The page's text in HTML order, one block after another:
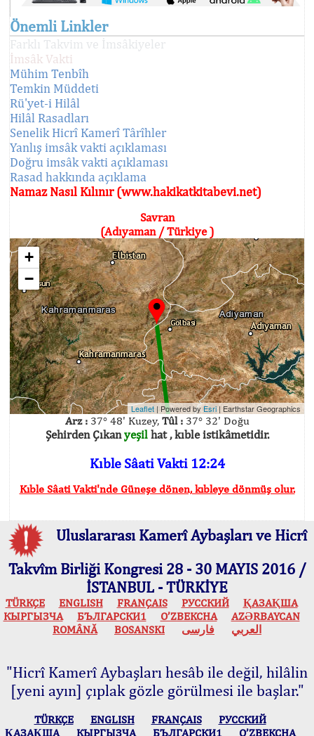
Önemli Linkler
Farklı Takvim ve İmsâkiyeler
İmsâk Vakti
Mühim Tenbîh
Temkin Müddeti
Rü'yet-i Hilâl
Hilâl Rasadları
Senelik Hicrî Kamerî Târîhler
Yanlış imsâk vakti açıklaması
Doğru imsâk vakti açıklaması
Rasad hakkında açıklama
Namaz Nasıl Kılınır (www.hakikatkitabevi.net)
Savran
(Adıyaman / Türkiye )
+
−
Leaflet | Powered byEsri| Earthstar Geographics
Arz :37° 48' Kuzey, Tûl :37° 32' Doğu
Şehirden Çıkanyeşilhat , kıble istikâmetidir.
Kıble Sâati Vakti 12:24
Kıble Sâati Vakti'nde Güneşe dönen, kıbleye dönmüş olur.
Uluslararası Kamerî Aybaşları ve Hicrî
Takvîm Birliği Kongresi 28 - 30 MAYIS 2016 /
İSTANBUL - TÜRKİYE
TÜRKÇE ENGLISH FRANÇAIS РУССКИЙ
ҚАЗАҚША
КЫPГЫЗЧA
БЪЛГАРСКИ1 O’ZBEKCHA
AZӘRBAYCAN
ROMÂNĂ
BOSANSKI العربي فارسی
"Hicrî Kamerî Aybaşları hesâb ile değil, hilâlin
[yeni ayın] çıplak gözle görülmesi ile başlar."
TÜRKÇE ENGLISH FRANÇAIS
РУССКИЙ
ҚАЗАҚША
КЫPГЫЗЧA БЪЛГАРСКИ1 O’ZBEKCHA